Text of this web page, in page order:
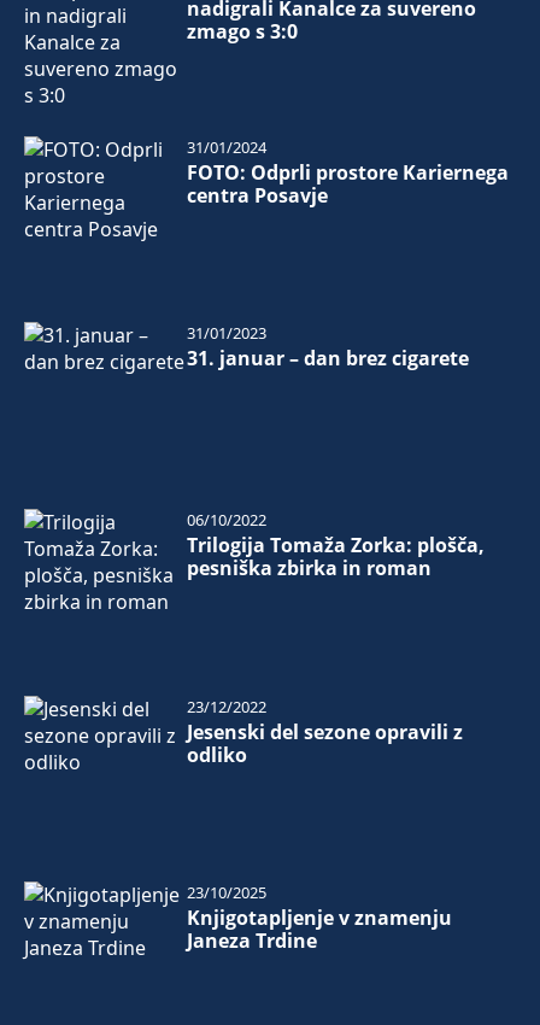
nadigrali Kanalce za suvereno
zmago s 3:0
FOTO: Odprli prostore Kariernega
centra Posavje
31/01/2024
31. januar – dan brez cigarete
31/01/2023
Trilogija Tomaža Zorka: plošča,
pesniška zbirka in roman
06/10/2022
Jesenski del sezone opravili z
odliko
23/12/2022
Knjigotapljenje v znamenju
Janeza Trdine
23/10/2025